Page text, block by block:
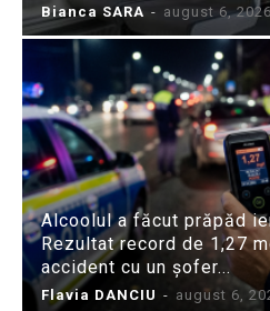
Bianca SARA - august 6,
Alcoolul a făcut prăpăd
Rezultat record de 1,27
accident cu un șofer...
Flavia DANCIU - august 6,